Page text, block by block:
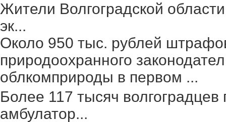
Жители Волгоградской
эк...
Около 950 тыс. рублей
природоохранного
облкомприроды в первом ...
Более 117 тысяч
амбулатор...